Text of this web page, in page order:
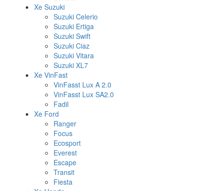
Xe Suzuki
Suzuki Celerio
Suzuki Ertiga
Suzuki Swift
Suzuki Ciaz
Suzuki Vitara
Suzuki XL7
Xe VinFast
VinFasst Lux A 2.0
VinFasst Lux SA2.0
Fadil
Xe Ford
Ranger
Focus
Ecosport
Everest
Escape
Transit
Fiesta